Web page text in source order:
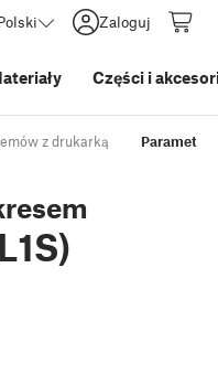
Zaloguj
Części i
z drukarką Parametry